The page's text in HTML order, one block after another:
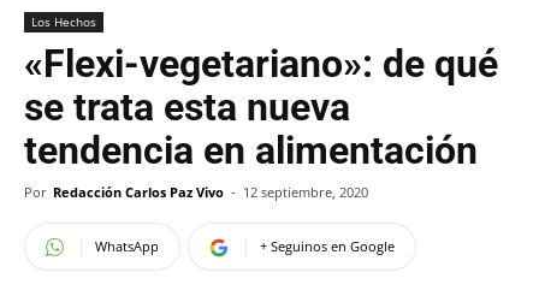
Los Hechos
«Flexi-vegetariano»: de qué
se trata esta nueva
tendencia en alimentación
Por Redacción Carlos Paz Vivo - 12 septiembre, 2020
WhatsApp + Seguinos en Google